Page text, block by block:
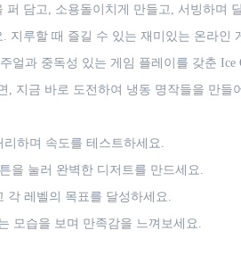
담고, 소용돌이치게 만들고, 서빙하
지루할 때 즐길 수 있는 재미있는 온라
얼과 중독성 있는 게임 플레이를 갖춘
, 지금 바로 도전하여 냉동 명작들을 만들
하며 속도를 테스트하세요.
을 눌러 완벽한 디저트를 만드세요.
각 레벨의 목표를 달성하세요.
모습을 보며 만족감을 느껴보세요.